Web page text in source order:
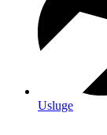
Usluge